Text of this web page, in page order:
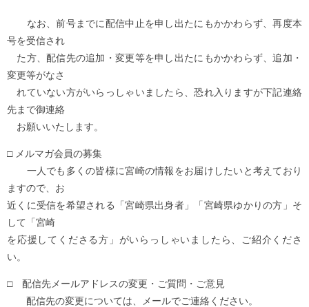
なお、前号までに配信中止を申し出たにもかかわらず、再度本
号を受信され
た方、配信先の追加・変更等を申し出たにもかかわらず、追加・
変更等がなさ
れていない方がいらっしゃいましたら、恐れ入りますが下記連絡
先まで御連絡
お願いいたします。
□ メルマガ会員の募集
一人でも多くの皆様に宮崎の情報をお届けしたいと考えており
ますので、お
近くに受信を希望される「宮崎県出身者」「宮崎県ゆかりの方」そ
して「宮崎
を応援してくださる方」がいらっしゃいましたら、ご紹介くださ
い。
□ 配信先メールアドレスの変更・ご質問・ご意見
配信先の変更については、メールでご連絡ください。